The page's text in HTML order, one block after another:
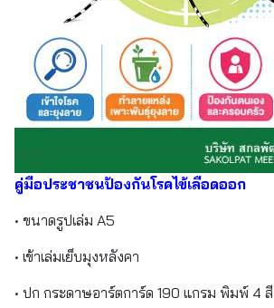
คู่มือประชาชนป้องกันโรคไข้เลือดออก
• ขนาดรูปเล่ม A5
• เข้าเล่มเย็บมุงหลังคา
• ปก กระดาษอาร์ตการ์ด 190 แกรม พิมพ์ 4 สี